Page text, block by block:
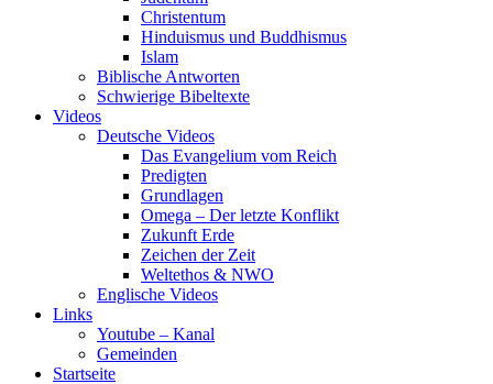
Christentum
Hinduismus und Buddhismus
Islam
Biblische Antworten
Schwierige Bibeltexte
Videos
Deutsche Videos
Das Evangelium vom Reich
Predigten
Grundlagen
Omega – Der letzte Konflikt
Zukunft Erde
Zeichen der Zeit
Weltethos & NWO
Englische Videos
Links
Youtube – Kanal
Gemeinden
Startseite